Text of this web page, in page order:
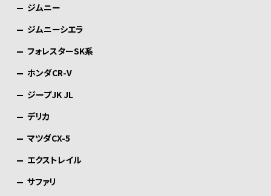
ジムニー
ジムニーシエラ
フォレスターSK系
ホンダCR-V
ジープJK JL
デリカ
マツダCX-5
エクストレイル
サファリ